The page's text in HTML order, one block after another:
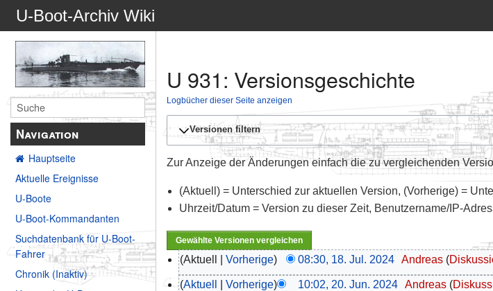
U-Boot-Archiv Wiki
Navigation
Hauptseite
Aktuelle Ereignisse
U-Boote
U-Boot-Kommandanten
Suchdatenbank für U-Boot-
Fahrer
Chronik (Inaktiv)
U 931: Versionsgeschichte
Logbücher dieser Seite anzeigen
Versionen filtern
Zur Anzeige der Änderungen einfach die zu vergleichenden
(Aktuell) = Unterschied zur aktuellen Version, (Vorherige) =
Uhrzeit/Datum = Version zu dieser Zeit, Benutzername/IP-
Aktuell Vorherige 08:30, 18. Jul. 2024‎ Andreas
Aktuell Vorherige 10:02, 20. Jun. 2024‎ Andreas